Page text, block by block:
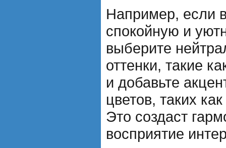
Например, если
спокойную и
выберите
оттенки, такие
и добавьте
цветов, таких
Это создаст
восприятие